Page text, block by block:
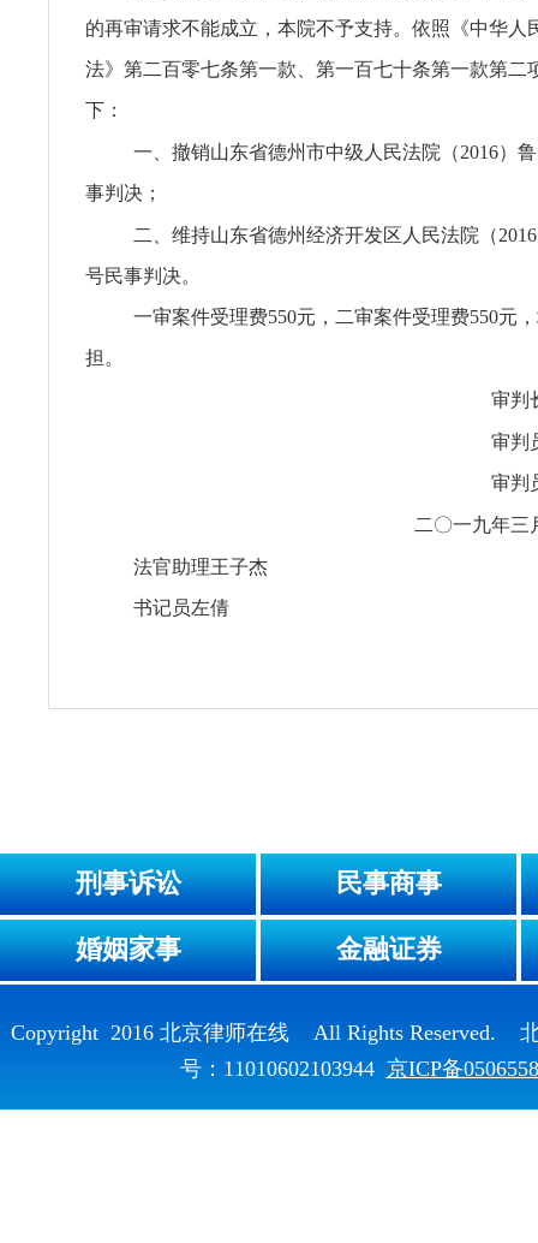
的再审请求不能成立，本院不予支持。依照《中华人
法》第二百零七条第一款、第一百七十条第一款第二
下：
一、撤销山东省德州市中级人民法院（2016）
事判决；
二、维持山东省德州经济开发区人民法院（
号民事判决。
一审案件受理费550元，二审案件受理费550元
担。
审
审判
审判
二〇一九年三
法官助理王子杰
书记员左倩
刑事诉讼 民事商事
婚姻家事 金融证券
Copyright 2016 北京律师在线 All Rights Reserved.
号：11010602103944 京ICP备